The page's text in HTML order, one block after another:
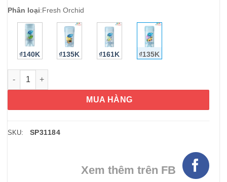
Phân loại:Fresh Orchid
₫140K ₫135K ₫161K ₫135K
Lăn khử mùi Secret Fresh Orchid Clear Gel 73g số lượng
MUA HÀNG
SKU: SP31184
Xem thêm trên FB